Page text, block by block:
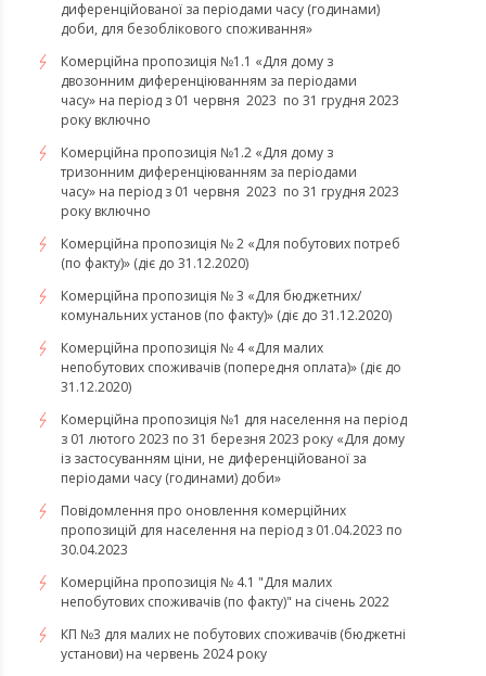
диференційованої за періодами часу (годинами)
доби, для безоблікового споживання»
Комерційна пропозиція №1.1 «Для дому з
двозонним диференціюванням за періодами
часу» на період з 01 червня 2023 по 31 грудня 2023
року включно
Комерційна пропозиція №1.2 «Для дому з
тризонним диференціюванням за періодами
часу» на період з 01 червня 2023 по 31 грудня 2023
року включно
Комерційна пропозиція № 2 «Для побутових потреб
(по факту)» (діє до 31.12.2020)
Комерційна пропозиція № 3 «Для бюджетних/
комунальних установ (по факту)» (діє до 31.12.2020)
Комерційна пропозиція № 4 «Для малих
непобутових споживачів (попередня оплата)» (діє до
31.12.2020)
Комерційна пропозиція №1 для населення на період
з 01 лютого 2023 по 31 березня 2023 року «Для дому
із застосуванням ціни, не диференційованої за
періодами часу (годинами) доби»
Повідомлення про оновлення комерційних
пропозицій для населення на період з 01.04.2023 по
30.04.2023
Комерційна пропозиція № 4.1 "Для малих
непобутових споживачів (по факту)" на січень 2022
КП №3 для малих не побутових споживачів (бюджетні
установи) на червень 2024 року